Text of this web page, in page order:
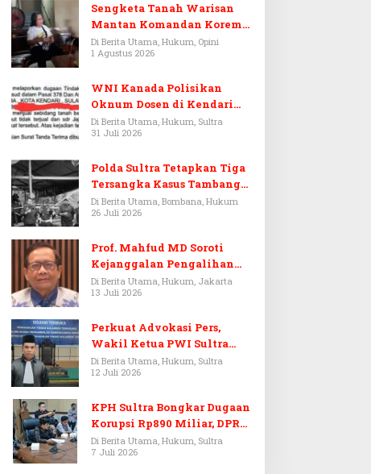
Sengketa Tanah Warisan
Mantan Komandan Korem
143/HO, Ketika Warisan
Menjadi Arena Pemerasan
Di Berita Utama, Hukum, Opini
1 Agustus 2026
WNI Kanada Polisikan
Oknum Dosen di Kendari
Terkait Aset Puluhan Miliar
Di Berita Utama, Hukum, Sultra
31 Juli 2026
Polda Sultra Tetapkan Tiga
Tersangka Kasus Tambang
Emas Ilegal di Bombana
Di Berita Utama, Bombana, Hukum
26 Juli 2026
Prof. Mahfud MD Soroti
Kejanggalan Pengalihan
Penyelidikan Tersangka
Febrie Adriansyah
Di Berita Utama, Hukum, Jakarta
13 Juli 2026
Perkuat Advokasi Pers,
Wakil Ketua PWI Sultra
Resmi Dilantik Menjadi
Advokat PERADI
Di Berita Utama, Hukum, Sultra
12 Juli 2026
KPH Sultra Bongkar Dugaan
Korupsi Rp890 Miliar, DPRD
Sultra Gelar RDP
Di Berita Utama, Hukum, Sultra
7 Juli 2026